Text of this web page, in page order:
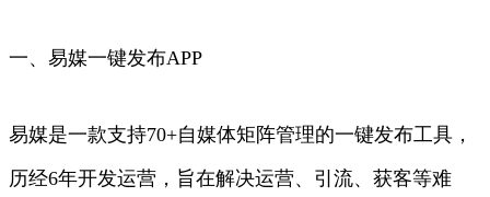
一、易媒一键发布APP
易媒是一款支持70+自媒体矩阵管理的一键发布工具，
历经6年开发运营，旨在解决运营、引流、获客等难